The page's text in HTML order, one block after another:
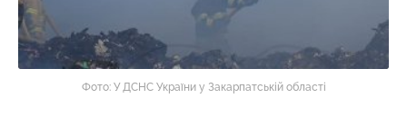
Фото: У ДСНС України у Закарпатській області